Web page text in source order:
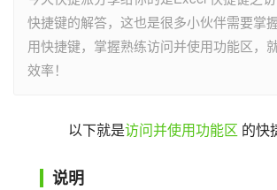
快捷键的解答，这也是很多小伙伴需要掌
用快捷键，掌握熟练访问并使用功能区，
效率！
以下就是访问并使用功能区 的快
说明